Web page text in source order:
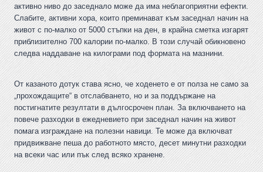
активно ниво до заседнало може да има неблагоприятни ефекти.
Слабите, активни хора, които преминават към заседнал начин на
живот с по-малко от 5000 стъпки на ден, в крайна сметка изгарят
приблизително 700 калории по-малко. В този случай обикновено
следва наддаване на килограми под формата на мазнини.
От казаното дотук става ясно, че ходенето е от полза не само за
„прохождащите“ в отслабването, но и за поддържане на
постигнатите резултати в дългосрочен план. За включването на
повече разходки в ежедневието при заседнал начин на живот
помага изграждане на полезни навици. Те може да включват
придвижване пеша до работното място, десет минутни разходки
на всеки час или пък след всяко хранене.